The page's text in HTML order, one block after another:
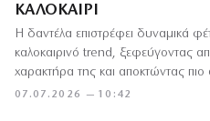
ΚΑΛΟΚΑΊΡΙ
07.07.2026 — 10:42
Η δαντέλα επιστρέφει δυναμικά
καλοκαιρινό trend, ξεφεύγοντας
χαρακτήρα της και αποκτώντας